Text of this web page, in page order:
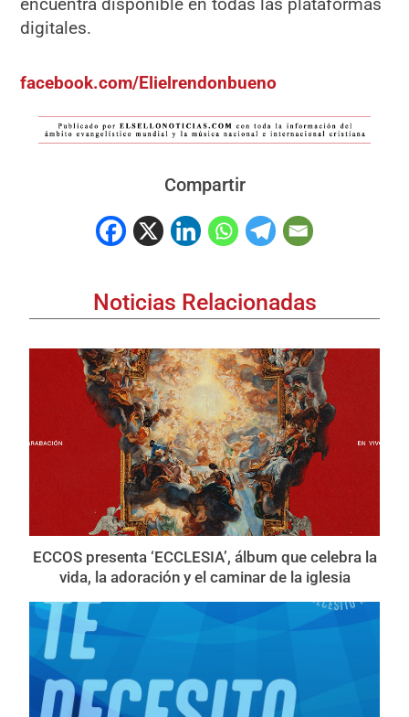
encuentra disponible en todas las plataformas
digitales.
facebook.com/Elielrendonbueno
Compartir
Noticias Relacionadas
ECCOS presenta ‘ECCLESIA’, álbum que celebra la
vida, la adoración y el caminar de la iglesia